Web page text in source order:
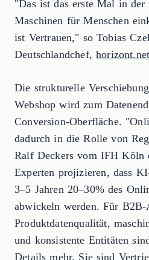
"Das ist das erste Mal in der
Maschinen für Menschen
ist Vertrauen," so Tobias
Deutschlandchef, horizont.net
Die strukturelle
Webshop wird zum
Conversion-Oberfläche.
dadurch in die Rolle von
Ralf Deckers vom IFH Köln
Experten projizieren, dass
3–5 Jahren 20–30% des
abwickeln werden. Für B2B-
Produktdatenqualität,
und konsistente Entitäten
Details mehr. Sie sind